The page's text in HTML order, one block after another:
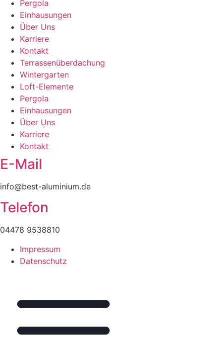
Pergola
Einhausungen
Über Uns
Karriere
Kontakt
Terrassenüberdachung
Wintergarten
Loft-Elemente
Pergola
Einhausungen
Über Uns
Karriere
Kontakt
E-Mail
info@best-aluminium.de
Telefon
04478 9538810
Impressum
Datenschutz